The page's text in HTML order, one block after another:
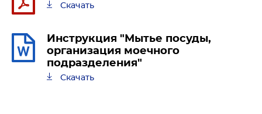
Скачать
Инструкция "Мытье посуды,
организация моечного
подразделения"
Скачать